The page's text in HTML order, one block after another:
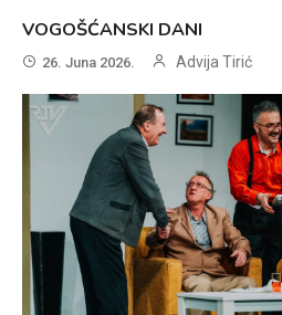
VOGOŠĆANSKI DANI
26. Juna 2026. Advija Tirić